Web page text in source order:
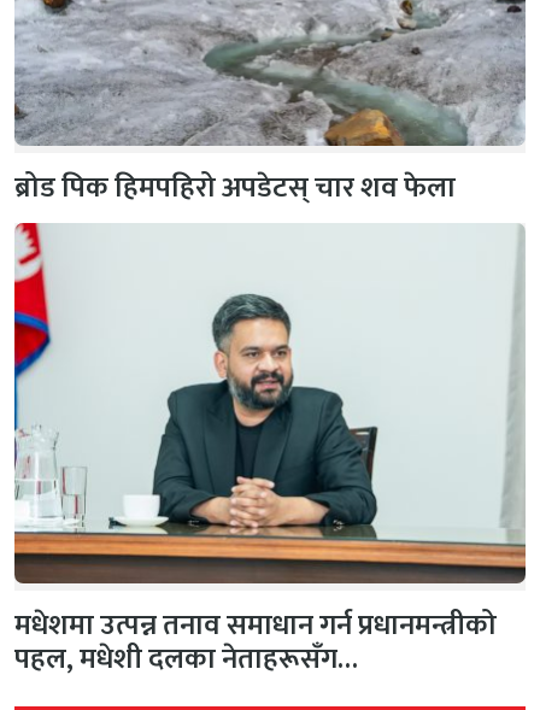
ब्रोड पिक हिमपहिरो अपडेटस् चार शव फेला
मधेशमा उत्पन्न तनाव समाधान गर्न प्रधानमन्त्रीको
पहल, मधेशी दलका नेताहरूसँग…